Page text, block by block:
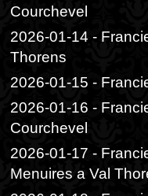
Courchevel
2026-01-14 -
Thorens
2026-01-15 -
2026-01-16 -
Courchevel
2026-01-17 -
Menuires a Val